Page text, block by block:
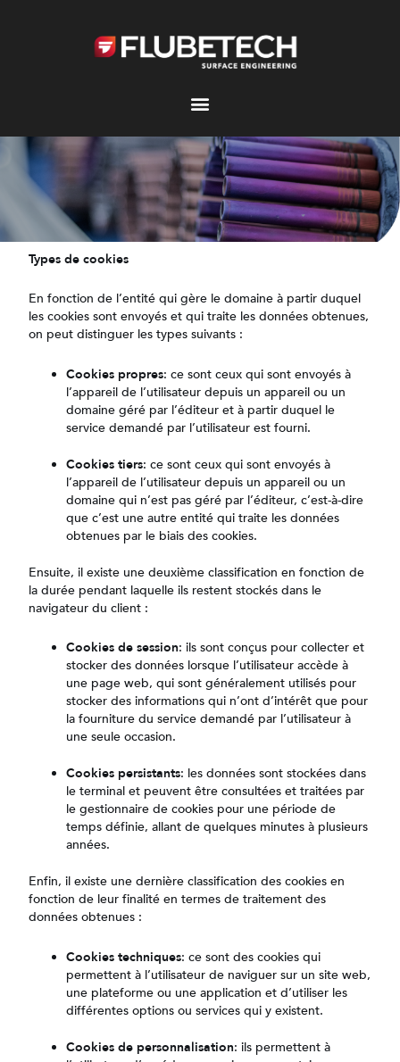
POLITIQUE DE
COOKIES
Types de cookies
En fonction de l’entité qui gère le domaine à partir duquel
les cookies sont envoyés et qui traite les données obtenues,
on peut distinguer les types suivants :
Cookies propres: ce sont ceux qui sont envoyés à
l’appareil de l’utilisateur depuis un appareil ou un
domaine géré par l’éditeur et à partir duquel le
service demandé par l’utilisateur est fourni.
Cookies tiers: ce sont ceux qui sont envoyés à
l’appareil de l’utilisateur depuis un appareil ou un
domaine qui n’est pas géré par l’éditeur, c’est-à-dire
que c’est une autre entité qui traite les données
obtenues par le biais des cookies.
Ensuite, il existe une deuxième classification en fonction de
la durée pendant laquelle ils restent stockés dans le
navigateur du client :
Cookies de session: ils sont conçus pour collecter et
stocker des données lorsque l’utilisateur accède à
une page web, qui sont généralement utilisés pour
stocker des informations qui n’ont d’intérêt que pour
la fourniture du service demandé par l’utilisateur à
une seule occasion.
Cookies persistants: les données sont stockées dans
le terminal et peuvent être consultées et traitées par
le gestionnaire de cookies pour une période de
temps définie, allant de quelques minutes à plusieurs
années.
Enfin, il existe une dernière classification des cookies en
fonction de leur finalité en termes de traitement des
données obtenues :
Cookies techniques: ce sont des cookies qui
permettent à l’utilisateur de naviguer sur un site web,
une plateforme ou une application et d’utiliser les
différentes options ou services qui y existent.
Cookies de personnalisation: ils permettent à